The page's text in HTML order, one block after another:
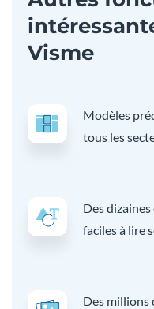
Visme
Modèles
tous les
Des
faciles à lire
Des millions